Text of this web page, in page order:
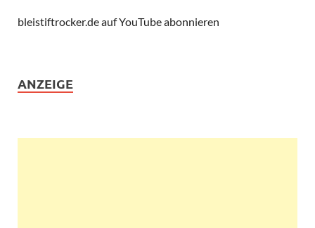
bleistiftrocker.de auf YouTube abonnieren
ANZEIGE